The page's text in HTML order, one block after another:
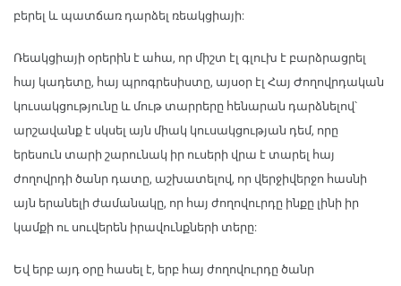
բերել և պատճառ դարձել ռեակցիայի:
Ռեակցիայի օրերին է ահա, որ միշտ էլ գլուխ է բարձրացրել
հայ կադետը, հայ պրոգրեսիստը, այսօր էլ Հայ Ժողովրդական
կուսակցությունը և մութ տարրերը հենարան դարձնելով՝
արշավանք է սկսել այն միակ կուսակցության դեմ, որը
երեսուն տարի շարունակ իր ուսերի վրա է տարել հայ
ժողովրդի ծանր դատը, աշխատելով, որ վերջիվերջո հասնի
այն երանելի ժամանակը, որ հայ ժողովուրդը ինքը լինի իր
կամքի ու սուվերեն իրավունքների տերը:
Եվ երբ այդ օրը հասել է, երբ հայ ժողովուրդը ծանր